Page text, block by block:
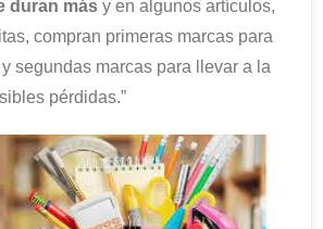
duran más y en algunos artículos,
compran primeras marcas para
segundas marcas para llevar a la
pérdidas.”